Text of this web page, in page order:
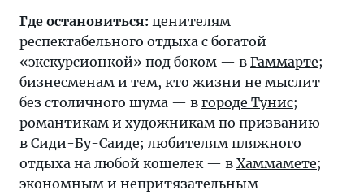
Где остановиться: ценителям
респектабельного отдыха с богатой
«экскурсионкой» под боком — в Гаммарте;
бизнесменам и тем, кто жизни не мыслит
без столичного шума — в городе Тунис;
романтикам и художникам по призванию —
в Сиди-Бу-Саиде; любителям пляжного
отдыха на любой кошелек — в Хаммамете;
экономным и непритязательным